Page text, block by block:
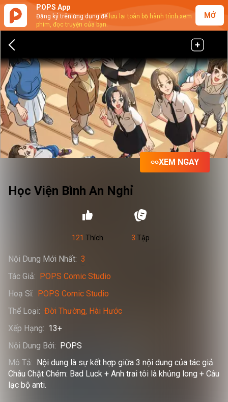
POPS App
Đăng ký trên ứng dụng để lưu lại toàn bộ hành trình xem
phim, đọc truyện của bạn.
MỞ
XEM NGAY
Học Viện Bình An Nghỉ
121 Thích 3 Tập
Nội Dung Mới Nhất: 3
Tác Giả: POPS Comic Studio
Hoạ Sĩ: POPS Comic Studio
Thể Loại: Đời Thường Hài Hước
Xếp Hạng: 13+
Nội Dung Bởi: POPS
Mô Tả: Nội dung là sự kết hợp giữa 3 nội dung của tác giả
Châu Chặt Chém: Bad Luck + Anh trai tôi là khủng long + Câu
lạc bộ anti.